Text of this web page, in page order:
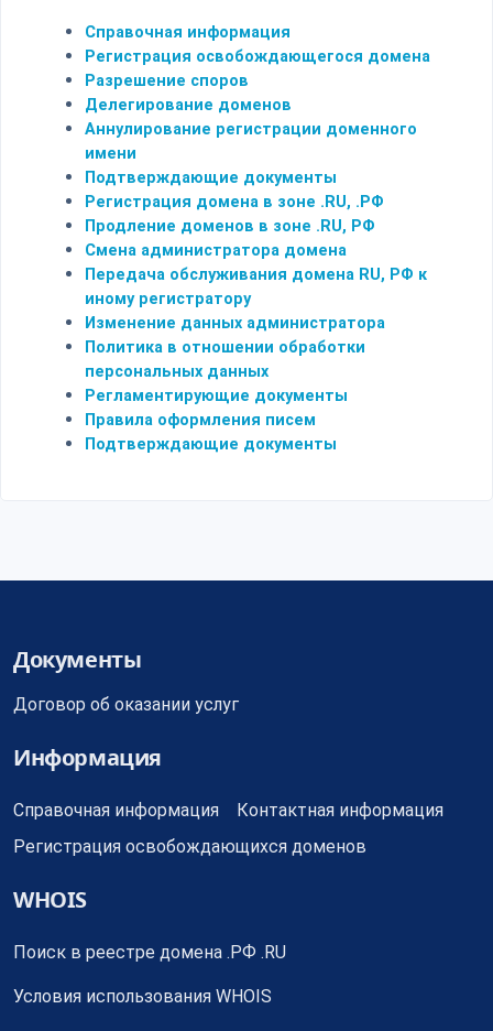
Справочная информация
Регистрация освобождающегося домена
Разрешение споров
Делегирование доменов
Аннулирование регистрации доменного
имени
Подтверждающие документы
Регистрация домена в зоне .RU, .РФ
Продление доменов в зоне .RU, РФ
Смена администратора домена
Передача обслуживания домена RU, РФ к
иному регистратору
Изменение данных администратора
Политика в отношении обработки
персональных данных
Регламентирующие документы
Правила оформления писем
Подтверждающие документы
Документы
Договор об оказании услуг
Информация
Справочная информация
Контактная информация
Регистрация освобождающихся доменов
WHOIS
Поиск в реестре домена .РФ .RU
Условия использования WHOIS